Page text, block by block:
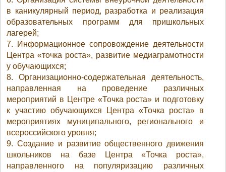
в каникулярный период, разработка и реализация
образовательных программ для пришкольных
лагерей;
7. Информационное сопровождение деятельности
Центра «точка роста», развитие медиаграмотности
у обучающихся;
8. Организационно-содержательная деятельность,
направленная на проведение различных
мероприятий в Центре «Точка роста» и подготовку
к участию обучающихся Центра «Точка роста» в
мероприятиях муниципального, регионального и
всероссийского уровня;
9. Создание и развитие общественного движения
школьников на базе Центра «Точка роста»,
направленного на популяризацию различных